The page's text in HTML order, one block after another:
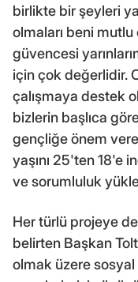
birlikte bir şeyleri
olmaları beni
güvencesi
için çok değerlidir.
çalışmaya destek
bizlerin başlıca
gençliğe önem
yaşını 25'ten 18'e
ve sorumluluk
Her türlü projeye
belirten Başkan
olmak üzere